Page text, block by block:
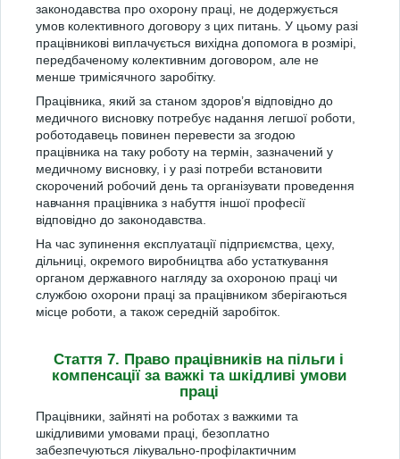
законодавства про охорону праці, не додержується
умов колективного договору з цих питань. У цьому разі
працівникові виплачується вихідна допомога в розмірі,
передбаченому колективним договором, але не
менше тримісячного заробітку.
Працівника, який за станом здоров’я відповідно до
медичного висновку потребує надання легшої роботи,
роботодавець повинен перевести за згодою
працівника на таку роботу на термін, зазначений у
медичному висновку, і у разі потреби встановити
скорочений робочий день та організувати проведення
навчання працівника з набуття іншої професії
відповідно до законодавства.
На час зупинення експлуатації підприємства, цеху,
дільниці, окремого виробництва або устаткування
органом державного нагляду за охороною праці чи
службою охорони праці за працівником зберігаються
місце роботи, а також середній заробіток.
Стаття 7. Право працівників на пільги і
компенсації за важкі та шкідливі умови
праці
Працівники, зайняті на роботах з важкими та
шкідливими умовами праці, безоплатно
забезпечуються лікувально-профілактичним